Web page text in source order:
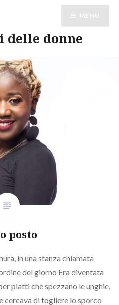
MENU
donne
posto
in una stanza chiamata
del giorno Era diventata
piatti che spezzano le unghie,
cercava di togliere lo sporco